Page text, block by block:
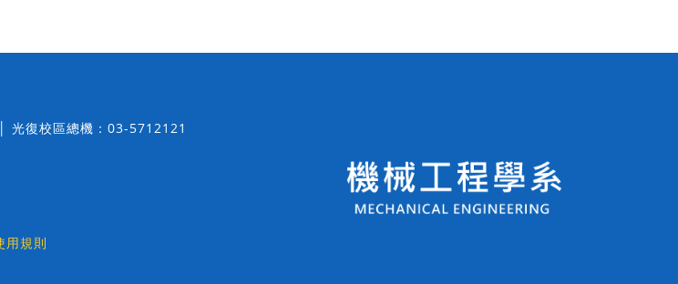
復校區總機：03-5712121
用規則